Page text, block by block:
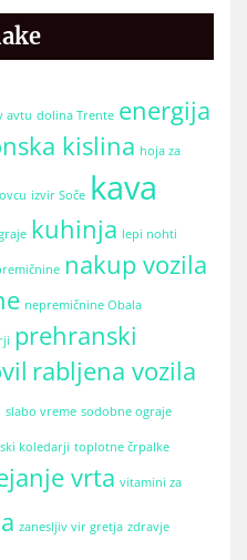
avtu dolina Trente energija
kislina hoja za
izvir Soče kava
kuhinja lepi nohti
nakup vozila
nepremičnine Obala
prehranski
rabljena vozila
slabo vreme sodobne ograje
koledarji toplotne črpalke
vrta vitamini za
zanesljiv vir gretja zdravje